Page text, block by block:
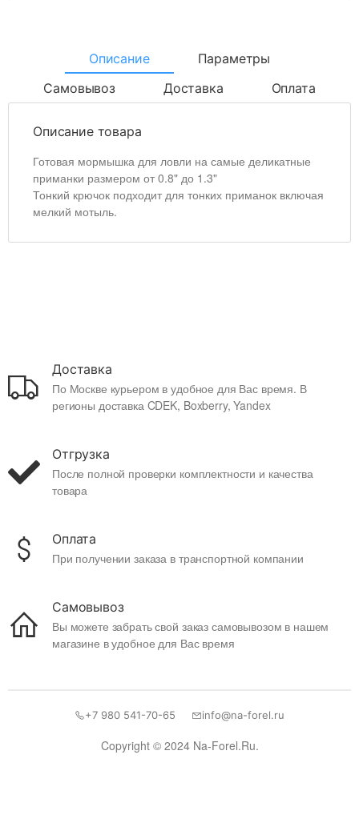
Описание
Параметры
Самовывоз
Доставка Оплата
Описание товара
Готовая мормышка для ловли на самые деликатные
приманки размером от 0.8" до 1.3"
Тонкий крючок подходит для тонких приманок включая
мелкий мотыль.
Доставка
По Москве курьером в удобное для Вас время. В
регионы доставка CDEK, Boxberry, Yandex
Отгрузка
После полной проверки комплектности и качества
товара
Оплата
При получении заказа в транспортной компании
Самовывоз
Вы можете забрать свой заказ самовывозом в нашем
магазине в удобное для Вас время
Copyright © 2024 Na-Forel.Ru.
+7 980 541-70-65 info@na-forel.ru